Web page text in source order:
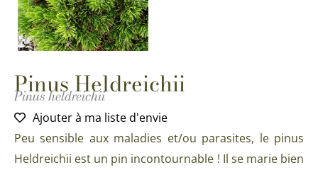
Pinus Heldreichii
Pinus heldreichii
Ajouter à ma liste d'envie
Peu sensible aux maladies et/ou parasites, le pinus
Heldreichii est un pin incontournable ! Il se marie bien